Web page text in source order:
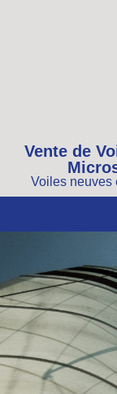
Vente de
Voiles neuves